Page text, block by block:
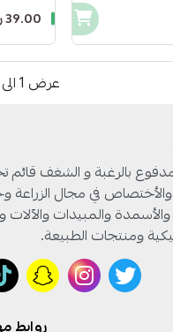
39.00 ريال
عرض 1 الى 28 من 28 (1 صفحات)
بالرغبة و الشغف
في مجال الزراعة
والأسمدة والمبيدات والآلات
ومنتجات الطبيعة.